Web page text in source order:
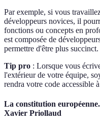
Par exemple, si vous
développeurs novices, il
fonctions ou concepts en
est composée de
permettre d'être plus succinct.
Tip pro : Lorsque vous
l'extérieur de votre équipe,
rendra votre code accessible
La constitution
Xavier Priollaud